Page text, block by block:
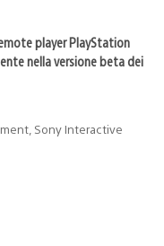
player PlayStation
nella versione beta dei
Sony Interactive